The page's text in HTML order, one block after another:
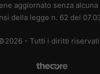
aggiornato senza
della legge n. 62 del
- Tutti i diritti